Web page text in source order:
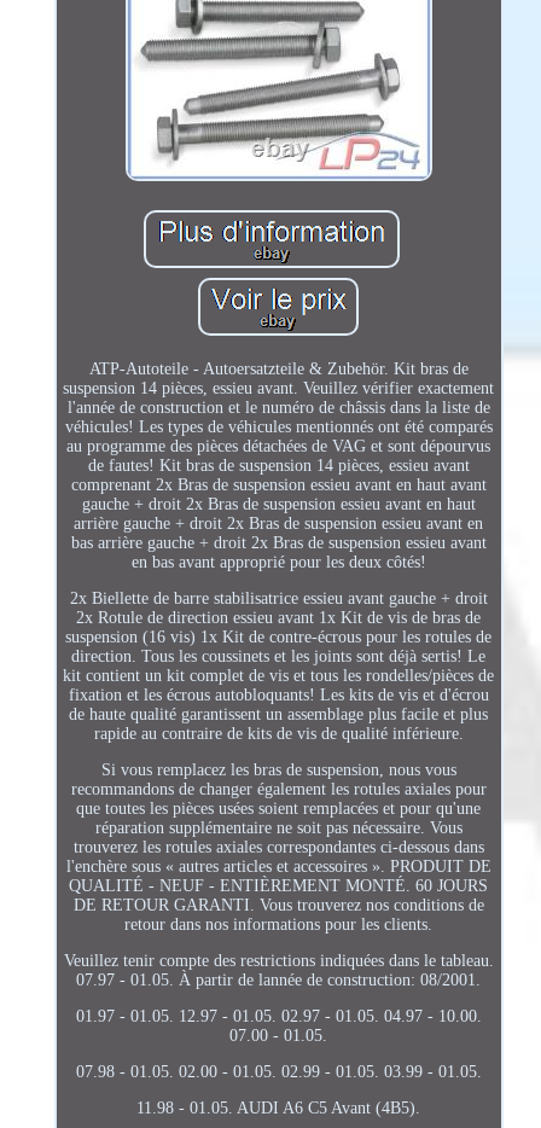
ATP-Autoteile - Autoersatzteile & Zubehör. Kit bras de
suspension 14 pièces, essieu avant. Veuillez vérifier exactement
l'année de construction et le numéro de châssis dans la liste de
véhicules! Les types de véhicules mentionnés ont été comparés
au programme des pièces détachées de VAG et sont dépourvus
de fautes! Kit bras de suspension 14 pièces, essieu avant
comprenant 2x Bras de suspension essieu avant en haut avant
gauche + droit 2x Bras de suspension essieu avant en haut
arrière gauche + droit 2x Bras de suspension essieu avant en
bas arrière gauche + droit 2x Bras de suspension essieu avant
en bas avant approprié pour les deux côtés!
2x Biellette de barre stabilisatrice essieu avant gauche + droit
2x Rotule de direction essieu avant 1x Kit de vis de bras de
suspension (16 vis) 1x Kit de contre-écrous pour les rotules de
direction. Tous les coussinets et les joints sont déjà sertis! Le
kit contient un kit complet de vis et tous les rondelles/pièces de
fixation et les écrous autobloquants! Les kits de vis et d'écrou
de haute qualité garantissent un assemblage plus facile et plus
rapide au contraire de kits de vis de qualité inférieure.
Si vous remplacez les bras de suspension, nous vous
recommandons de changer également les rotules axiales pour
que toutes les pièces usées soient remplacées et pour qu'une
réparation supplémentaire ne soit pas nécessaire. Vous
trouverez les rotules axiales correspondantes ci-dessous dans
l'enchère sous « autres articles et accessoires ». PRODUIT DE
QUALITÉ - NEUF - ENTIÈREMENT MONTÉ. 60 JOURS
DE RETOUR GARANTI. Vous trouverez nos conditions de
retour dans nos informations pour les clients.
Veuillez tenir compte des restrictions indiquées dans le tableau.
07.97 - 01.05. À partir de lannée de construction: 08/2001.
01.97 - 01.05. 12.97 - 01.05. 02.97 - 01.05. 04.97 - 10.00.
07.00 - 01.05.
07.98 - 01.05. 02.00 - 01.05. 02.99 - 01.05. 03.99 - 01.05.
11.98 - 01.05. AUDI A6 C5 Avant (4B5).